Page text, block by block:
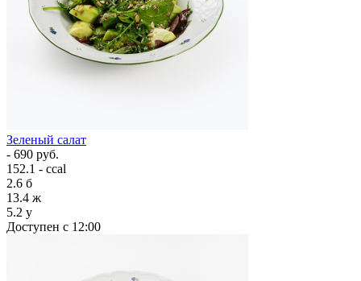
Зеленый салат
- 690 руб.
152.1 - ccal
2.6 б
13.4 ж
5.2 у
Доступен с 12:00